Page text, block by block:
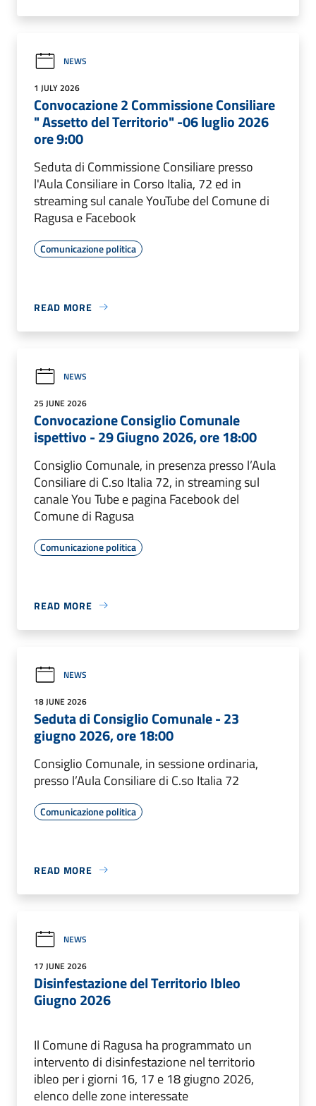
NEWS
1 JULY 2026
Convocazione 2 Commissione Consiliare
" Assetto del Territorio" -06 luglio 2026
ore 9:00
Seduta di Commissione Consiliare presso
l'Aula Consiliare in Corso Italia, 72 ed in
streaming sul canale YouTube del Comune di
Ragusa e Facebook
Comunicazione politica
READ MORE
NEWS
25 JUNE 2026
Convocazione Consiglio Comunale
ispettivo - 29 Giugno 2026, ore 18:00
Consiglio Comunale, in presenza presso l’Aula
Consiliare di C.so Italia 72, in streaming sul
canale You Tube e pagina Facebook del
Comune di Ragusa
Comunicazione politica
READ MORE
NEWS
18 JUNE 2026
Seduta di Consiglio Comunale - 23
giugno 2026, ore 18:00
Consiglio Comunale, in sessione ordinaria,
presso l’Aula Consiliare di C.so Italia 72
Comunicazione politica
READ MORE
NEWS
17 JUNE 2026
Disinfestazione del Territorio Ibleo
Giugno 2026
Il Comune di Ragusa ha programmato un
intervento di disinfestazione nel territorio
ibleo per i giorni 16, 17 e 18 giugno 2026,
elenco delle zone interessate